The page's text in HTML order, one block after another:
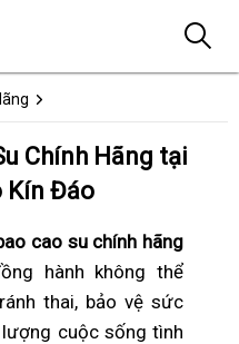
Chính Hãng tại
Kín Đáo
cao su chính hãng
hành không thể
thai, bảo vệ sức
cuộc sống tình